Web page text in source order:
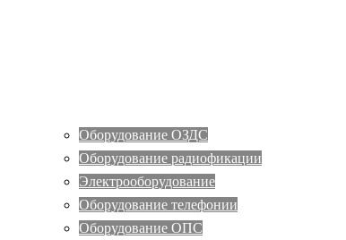
Оборудование ОЗДС
Оборудование радиофикации
Электрооборудование
Оборудование телефонии
Оборудование ОПС